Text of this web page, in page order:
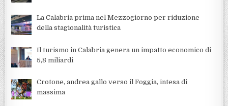
La Calabria prima nel Mezzogiorno per riduzione
della stagionalità turistica
Il turismo in Calabria genera un impatto economico di
5,8 miliardi
Crotone, andrea gallo verso il Foggia, intesa di
massima